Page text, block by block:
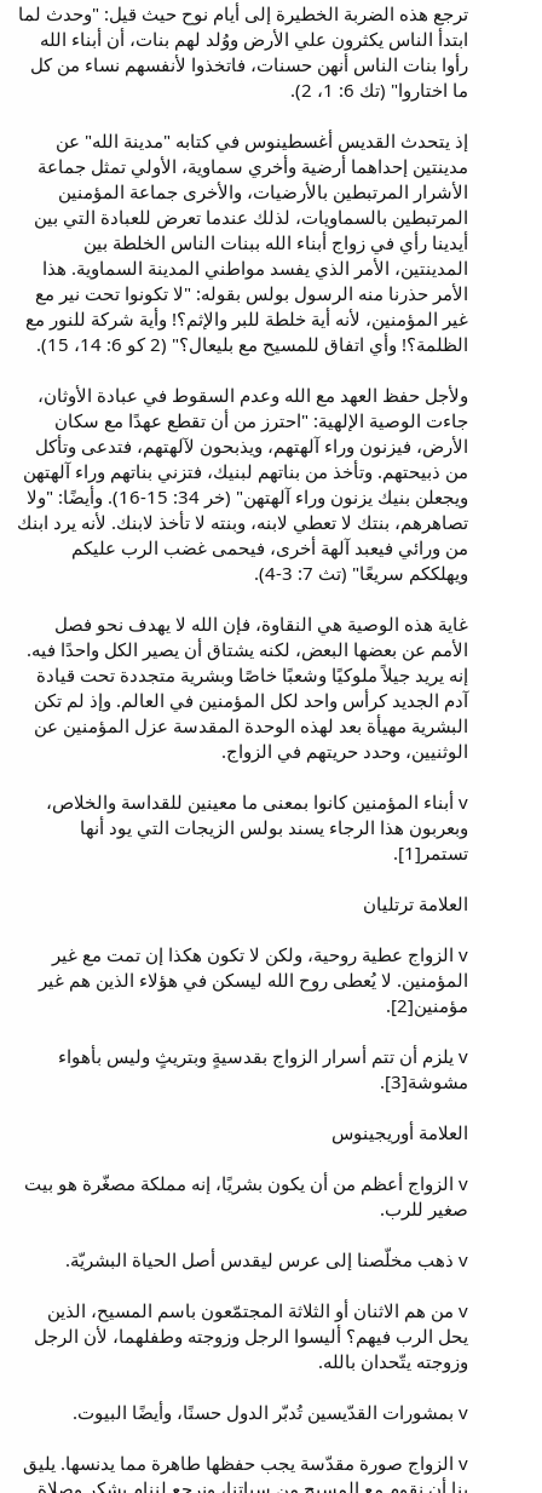
ترجع هذه الضربة الخطيرة إلى أيام نوح حيث قيل: "وحدث لما
ابتدأ الناس يكثرون علي الأرض ووُلد لهم بنات، أن أبناء الله
رأوا بنات الناس أنهن حسنات، فاتخذوا لأنفسهم نساء من كل
ما اختاروا" (تك 6: 1، 2).
إذ يتحدث القديس أغسطينوس في كتابه "مدينة الله" عن
مدينتين إحداهما أرضية وأخري سماوية، الأولي تمثل جماعة
الأشرار المرتبطين بالأرضيات، والأخرى جماعة المؤمنين
المرتبطين بالسماويات، لذلك عندما تعرض للعبادة التي بين
أيدينا رأي في زواج أبناء الله ببنات الناس الخلطة بين
المدينتين، الأمر الذي يفسد مواطني المدينة السماوية. هذا
الأمر حذرنا منه الرسول بولس بقوله: "لا تكونوا تحت نير مع
غير المؤمنين، لأنه أية خلطة للبر والإثم؟‍! وأية شركة للنور مع
الظلمة؟‍! وأي اتفاق للمسيح مع بليعال؟‍" (2 كو 6: 14، 15).
ولأجل حفظ العهد مع الله وعدم السقوط في عبادة الأوثان،
جاءت الوصية الإلهية: "احترز من أن تقطع عهدًا مع سكان
الأرض، فيزنون وراء آلهتهم، ويذبحون لآلهتهم، فتدعى وتأكل
من ذبيحتهم. وتأخذ من بناتهم لبنيك، فتزني بناتهم وراء آلهتهن
ويجعلن بنيك يزنون وراء آلهتهن" (خر 34: 15-16). وأيضًا: "ولا
تصاهرهم، بنتك لا تعطي لابنه، وبنته لا تأخذ لابنك. لأنه يرد ابنك
من ورائي فيعبد آلهة أخرى، فيحمى غضب الرب عليكم
ويهلككم سريعًا" (تث 7: 3-4).
غاية هذه الوصية هي النقاوة، فإن الله لا يهدف نحو فصل
الأمم عن بعضها البعض، لكنه يشتاق أن يصير الكل واحدًا فيه.
إنه يريد جيلاً ملوكيًا وشعبًا خاصًا وبشرية متجددة تحت قيادة
آدم الجديد كرأس واحد لكل المؤمنين في العالم. وإذ لم تكن
البشرية مهيأة بعد لهذه الوحدة المقدسة عزل المؤمنين عن
الوثنيين، وحدد حريتهم في الزواج.
v أبناء المؤمنين كانوا بمعنى ما معينين للقداسة والخلاص،
وبعربون هذا الرجاء يسند بولس الزيجات التي يود أنها
تستمر[1].
العلامة ترتليان
v الزواج عطية روحية، ولكن لا تكون هكذا إن تمت مع غير
المؤمنين. لا يُعطى روح الله ليسكن في هؤلاء الذين هم غير
مؤمنين[2].
v يلزم أن تتم أسرار الزواج بقدسيةٍ وبتريثٍ وليس بأهواء
مشوشة[3].
العلامة أوريجينوس
v الزواج أعظم من أن يكون بشريًا، إنه مملكة مصغّرة هو بيت
صغير للرب.
v ذهب مخلّصنا إلى عرس ليقدس أصل الحياة البشريّة.
v من هم الاثنان أو الثلاثة المجتمّعون باسم المسيح، الذين
يحل الرب فيهم؟ أليسوا الرجل وزوجته وطفلهما، لأن الرجل
وزوجته يتّحدان بالله.
v بمشورات القدّيسين تُدبّر الدول حسنًا، وأيضًا البيوت.
v الزواج صورة مقدّسة يجب حفظها طاهرة مما يدنسها. يليق
بنا أن نقوم مع المسيح من سباتنا، ونرجع لننام بشكر وصلاة.